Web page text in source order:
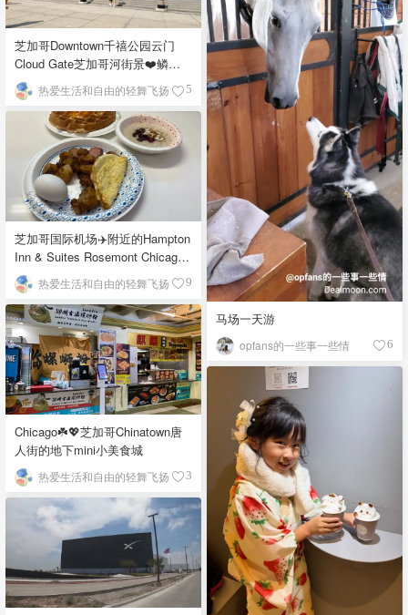
芝加哥Downtown千禧公园云门
Cloud Gate芝加哥河街景❤️鳞次
栉比的高楼
热爱生活和自由的轻舞飞扬 5
马场一天游
opfans的一些事一些情 6
芝加哥国际机场✈️附近的Hampton
Inn & Suites Rosemont Chicago
O'Hare自助早餐
热爱生活和自由的轻舞飞扬 9
Chicago☘️💖芝加哥Chinatown唐
人街的地下mini小美食城
热爱生活和自由的轻舞飞扬 3